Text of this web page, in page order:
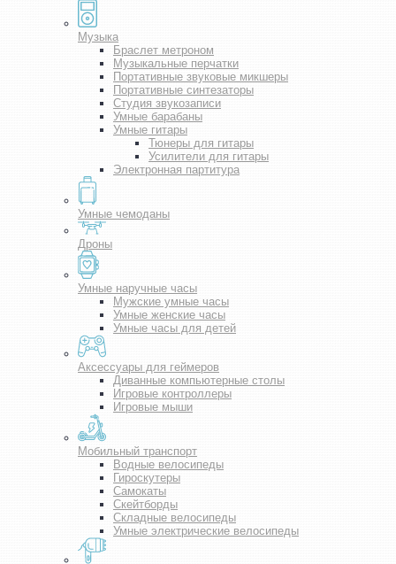
Музыка
Браслет метроном
Музыкальные перчатки
Портативные звуковые микшеры
Портативные синтезаторы
Студия звукозаписи
Умные барабаны
Умные гитары
Тюнеры для гитары
Усилители для гитары
Электронная партитура
Умные чемоданы
Дроны
Умные наручные часы
Мужские умные часы
Умные женские часы
Умные часы для детей
Аксессуары для геймеров
Диванные компьютерные столы
Игровые контроллеры
Игровые мыши
Мобильный транспорт
Водные велосипеды
Гироскутеры
Самокаты
Скейтборды
Складные велосипеды
Умные электрические велосипеды